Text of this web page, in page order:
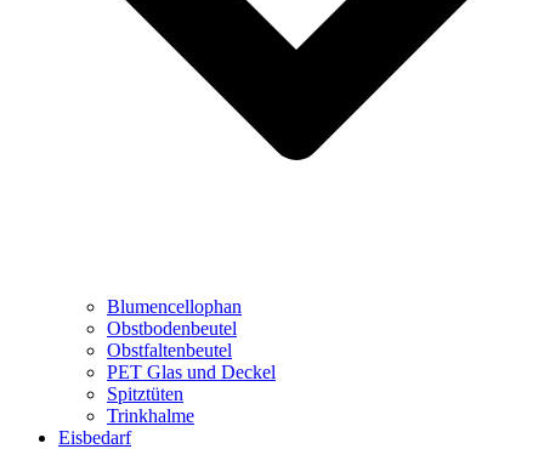
Blumencellophan
Obstbodenbeutel
Obstfaltenbeutel
PET Glas und Deckel
Spitztüten
Trinkhalme
Eisbedarf